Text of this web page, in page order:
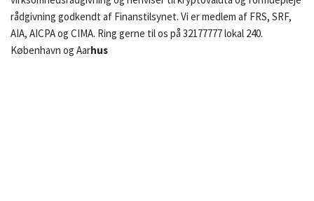
rådgivning godkendt af Finanstilsynet. Vi er medlem af FRS, SRF,
AIA, AICPA og CIMA. Ring gerne til os på 32177777 lokal 240.
København og Aarhus